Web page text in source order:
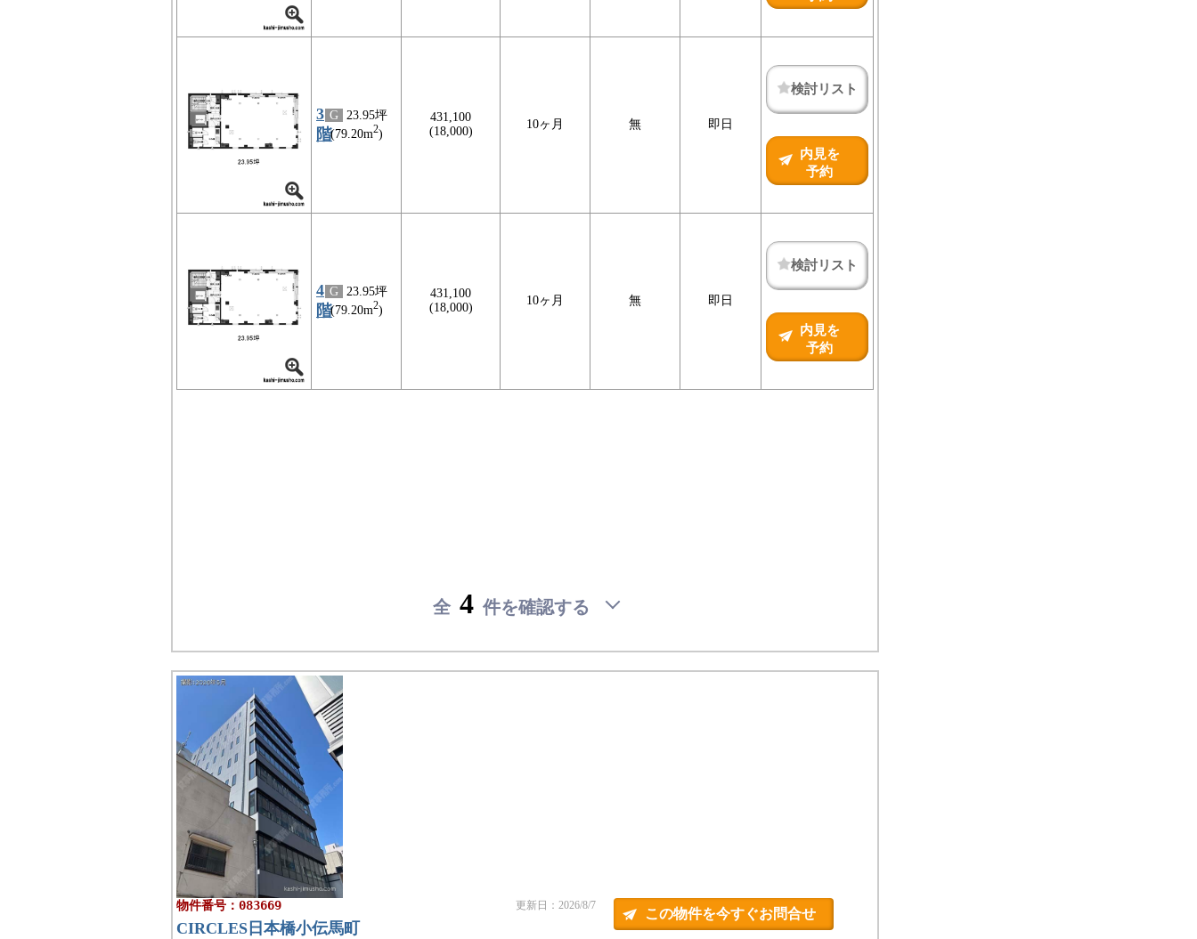
3
階
G 23.95坪
(79.20m2)
431,100
(18,000)
10ヶ月 無 即日
検討リスト
内見を
予約
4
階
G 23.95坪
(79.20m2)
431,100
(18,000)
10ヶ月 無 即日
検討リスト
内見を
予約
全 4 件を確認する
物件番号：083669 更新日：2026/8/7
この物件を今すぐお問合せ
CIRCLES日本橋小伝馬町